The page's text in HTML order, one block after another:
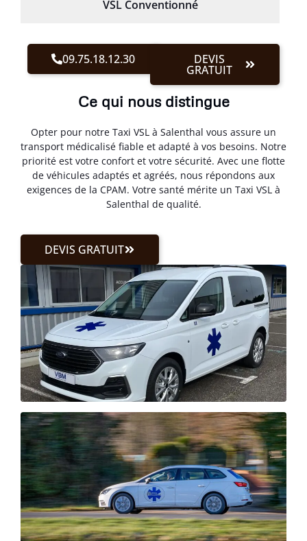
VSL Conventionné
09.75.18.12.30 DEVIS
GRATUIT
Ce qui nous distingue
Opter pour notre Taxi VSL à Salenthal vous assure un
transport médicalisé fiable et adapté à vos besoins. Notre
priorité est votre confort et votre sécurité. Avec une flotte
de véhicules adaptés et agréés, nous répondons aux
exigences de la CPAM. Votre santé mérite un Taxi VSL à
Salenthal de qualité.
DEVIS GRATUIT